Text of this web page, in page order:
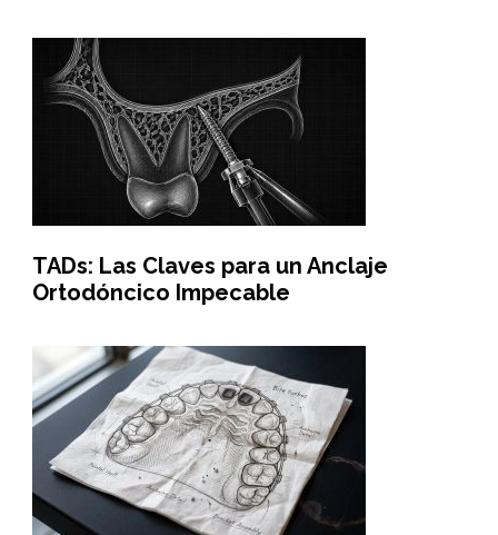
TADs: Las Claves para un Anclaje
Ortodóncico Impecable